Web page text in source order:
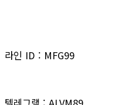
라인 ID : MFG99